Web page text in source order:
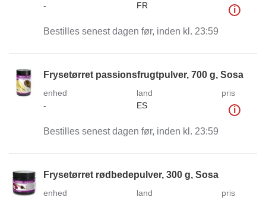
-
FR
i
Bestilles senest dagen før, inden kl. 23:59
Frysetørret passionsfrugtpulver, 700 g, Sosa
enhed
-
land
ES
pris
i
Bestilles senest dagen før, inden kl. 23:59
Frysetørret rødbedepulver, 300 g, Sosa
enhed
land
pris